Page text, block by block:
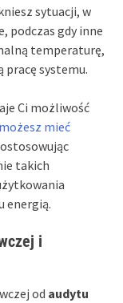
sytuacji, w
podczas gdy inne
temperaturę,
systemu.
Ci możliwość
mieć
takich
energią.
i
od audytu